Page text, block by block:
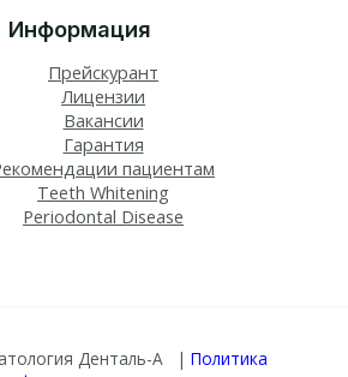
Информация
Прейскурант
Лицензии
Вакансии
Гарантия
пациентам
Teeth Whitening​
Periodontal Disease​
Денталь-А | Политика